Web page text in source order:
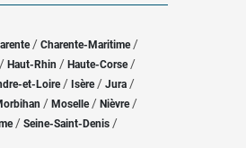
/ Charente-Maritime/
Haut-Rhin / Haute-Corse/
et-Loire/ Isère/ Jura /
/ Moselle/ Nièvre /
/ Seine-Saint-Denis /